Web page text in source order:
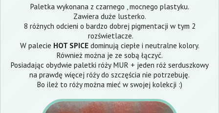
Paletka wykonana z czarnego , mocnego plastyku.
Zawiera duże lusterko.
8 różnych odcieni o bardzo dobrej pigmentacji w tym 2
rozświetlacze.
W palecie HOT SPICEdominują ciepłe i neutralne kolory.
Również można je ze sobą łączyć.
Posiadając obydwie paletki róży MUR + jeden róż serduszkowy
na prawdę więcej róży do szczęścia nie potrzebuję.
Bo ileż to róży można mieć w swojej kolekcji :)